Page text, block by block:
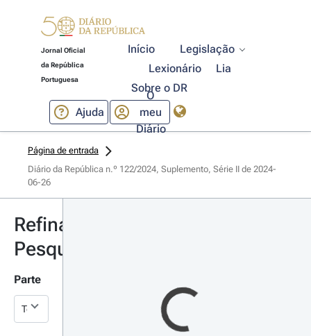
Jornal Oficial
da República
Portuguesa
Início
Legislação
Lexionário
Lia
Sobre o DR
Ajuda
O
meu
Diário
Página de entrada
Diário da República n.º 122/2024, Suplemento, Série II de 2024-
06-26
Refinar
Pesquisa
Parte